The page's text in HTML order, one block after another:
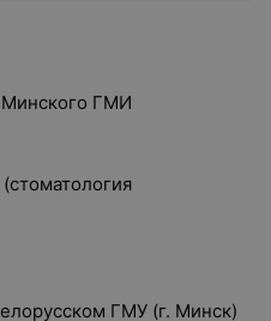
Минского ГМИ
ГМУ (г. Минск)